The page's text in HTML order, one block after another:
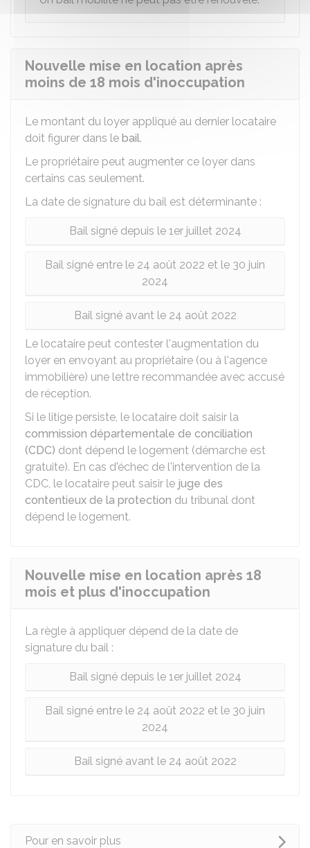
Nouvelle mise en location après
moins de 18 mois d'inoccupation
Le montant du loyer appliqué au dernier locataire
doit figurer dans le bail.
Le propriétaire peut augmenter ce loyer dans
certains cas seulement.
La date de signature du bail est déterminante :
Bail signé depuis le 1er juillet 2024
Bail signé entre le 24 août 2022 et le 30 juin
2024
Bail signé avant le 24 août 2022
Le locataire peut contester l'augmentation du
loyer en envoyant au propriétaire (ou à l'agence
immobilière) une lettre recommandée avec accusé
de réception.
Si le litige persiste, le locataire doit saisir la
commission départementale de conciliation
(CDC) dont dépend le logement (démarche est
gratuite). En cas d'échec de l'intervention de la
CDC, le locataire peut saisir le juge des
contentieux de la protection du tribunal dont
dépend le logement.
Nouvelle mise en location après 18
mois et plus d'inoccupation
La règle à appliquer dépend de la date de
signature du bail :
Bail signé depuis le 1er juillet 2024
Bail signé entre le 24 août 2022 et le 30 juin
2024
Bail signé avant le 24 août 2022
Pour en savoir plus